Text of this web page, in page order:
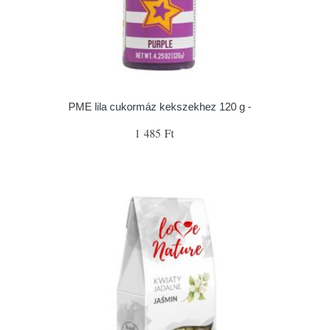
PME lila cukormáz kekszekhez 120 g -
1 485 Ft